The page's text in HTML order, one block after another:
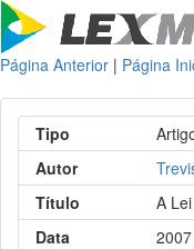
Página Anterior | Página
Tipo
Autor
Título
A
Data
2007